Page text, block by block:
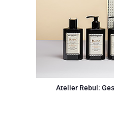
Atelier Rebul: